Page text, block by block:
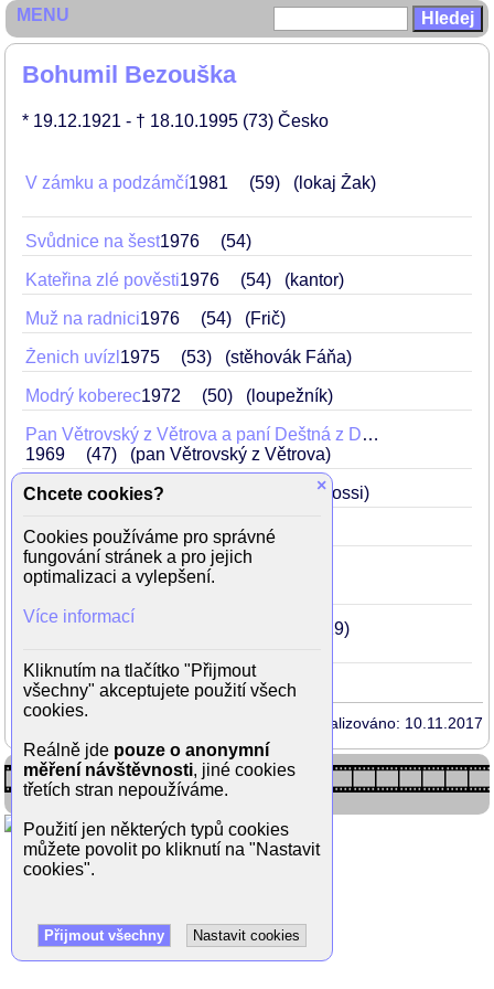
Bohumil Bezouška
* 19.12.1921 - † 18.10.1995 (73) Česko
V zámku a podzámčí1981 59 (lokaj Žak)
Svůdnice na šest1976 54
Kateřina zlé pověsti1976 54 (kantor)
Muž na radnici1976 54 (Frič)
Ženich uvízl 1975 53 (stěhovák Fáňa)
Modrý koberec1972 50 (loupežník)
Pan Větrovský z Větrova a paní Deštná z Dešťova
1969
47 (pan Větrovský z Větrova)
Slasti otce vlasti1969 (Beppo Rossi)
Český koncert1960 38 (závozník)
Kam čert nemůže1959
(muž s renaultem)
Císařův pekař a pekařův císař
29
Aktualizováno: 10.11.2017
MENU
×
Chcete cookies?
Cookies používáme pro správné
fungování stránek a pro jejich
optimalizaci a vylepšení.
Více informací
Kliknutím na tlačítko "Přijmout
všechny" akceptujete použití všech
cookies.
Reálně jde pouze o anonymní
měření návštěvnosti, jiné cookies
třetích stran nepoužíváme.
Použití jen některých typů cookies
můžete povolit po kliknutí na "Nastavit
cookies".
Přijmout všechny Nastavit cookies